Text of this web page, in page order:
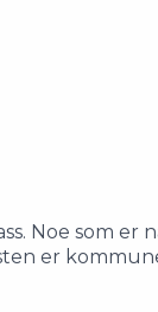
Noe som
er
fungerer.